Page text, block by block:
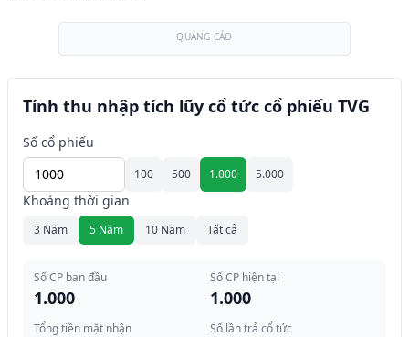
QUẢNG CÁO
Tính thu nhập tích lũy cổ tức cổ phiếu TVG
Số cổ phiếu
100 500 1.000 5.000
Khoảng thời gian
3 Năm 5 Năm 10 Năm Tất cả
Số CP ban đầu
1.000
Số CP hiện tại
1.000
Tổng tiền mặt nhận Số lần trả cổ tức